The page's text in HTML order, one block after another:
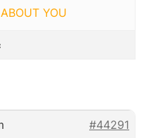
YOU
#44291